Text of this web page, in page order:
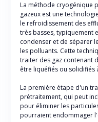
La méthode cryogénique
gazeux est une
le refroidissement des
très basses, typiquement
condenser et de séparer
les polluants. Cette
traiter des gaz contenant
être liquéfiés ou solidifiés
La première étape d'un
prétraitement, qui peut
pour éliminer les
pourraient endommager